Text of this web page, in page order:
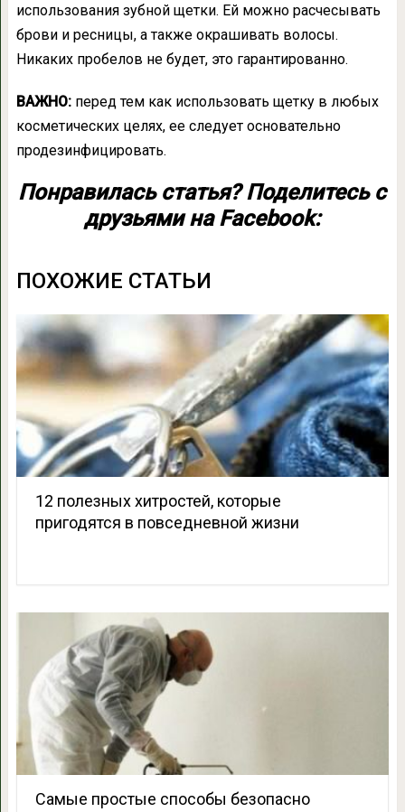
использования зубной щетки. Ей можно расчесывать
брови и ресницы, а также окрашивать волосы.
Никаких пробелов не будет, это гарантированно.
ВАЖНО:перед тем как использовать щетку в любых
косметических целях, ее следует основательно
продезинфицировать.
Понравилась статья? Поделитесь с
друзьями на Facebook:
ПОХОЖИЕ СТАТЬИ
12 полезных хитростей, которые
пригодятся в повседневной жизни
Cамые простые способы безопасно